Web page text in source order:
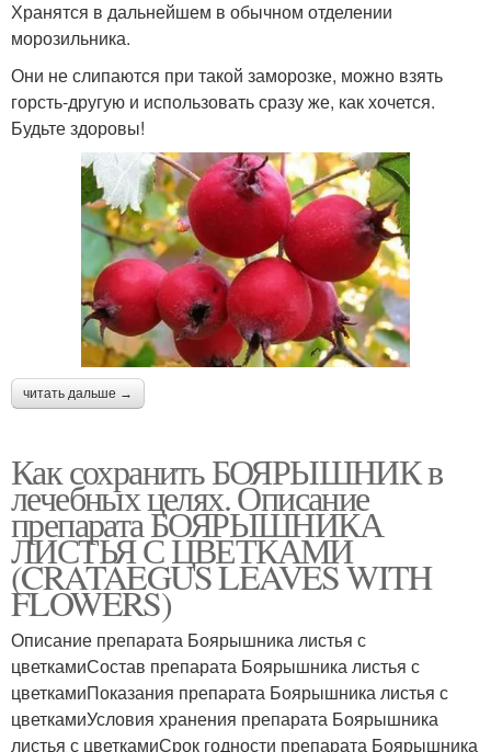
Хранятся в дальнейшем в обычном отделении
морозильника.
Они не слипаются при такой заморозке, можно взять
горсть-другую и использовать сразу же, как хочется.
Будьте здоровы!
читать дальше →
Как сохранить БОЯРЫШНИК в
лечебных целях. Описание
препарата БОЯРЫШНИКА
ЛИСТЬЯ С ЦВЕТКАМИ
(CRATAEGUS LEAVES WITH
FLOWERS)
Описание препарата Боярышника листья с
цветкамиСостав препарата Боярышника листья с
цветкамиПоказания препарата Боярышника листья с
цветкамиУсловия хранения препарата Боярышника
листья с цветкамиСрок годности препарата Боярышника